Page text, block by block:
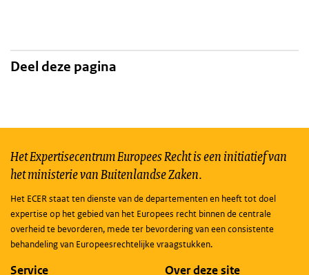
Deel deze pagina
Het Expertisecentrum Europees Recht is een initiatief van
het ministerie van Buitenlandse Zaken.
Het ECER staat ten dienste van de departementen en heeft tot doel
expertise op het gebied van het Europees recht binnen de centrale
overheid te bevorderen, mede ter bevordering van een consistente
behandeling van Europeesrechtelijke vraagstukken.
Service Over deze site